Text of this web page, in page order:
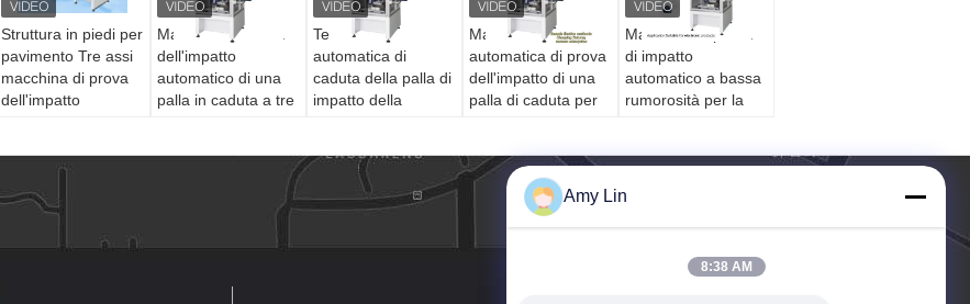
Struttura in piedi per
pavimento Tre assi
macchina di prova
dell'impatto
Macchina di prova
dell'impatto
automatico di una
palla in caduta a tre
Testa a tre assi
automatica di
caduta della palla di
impatto della
1200mm
Macchina
automatica di prova
dell'impatto di una
palla di caduta per
cellulare
Macchina di prova
di impatto
automatico a bassa
rumorosità per la
per telefono
Amy Lin
8:38 AM